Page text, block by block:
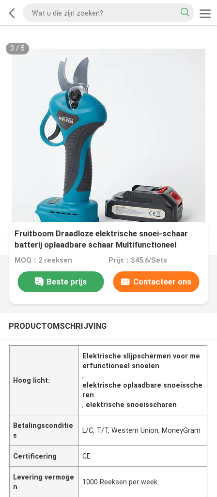
3 / 5
Fruitboom Draadloze elektrische snoei-schaar
batterij oplaadbare schaar Multifunctioneel
MOQ：2 reeksen Prijs：$45.6/Sets
Beste prijs Contacteer ons
PRODUCTOMSCHRIJVING
Hoog licht:
Elektrische slijpschermen voor me
erfunctioneel snoeien
,
elektrische oplaadbare snoeissche
ren
, elektrische snoeisscharen
Betalingsconditie
s
L/C, T/T, Western Union, MoneyGram
Certificering CE
Levering vermoge
n
1000 Reeksen per week